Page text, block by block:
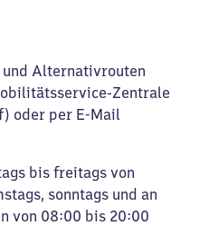
Alternativrouten
Zentrale
oder per E-Mail
bis freitags von
sonntags und an
von 08:00 bis 20:00